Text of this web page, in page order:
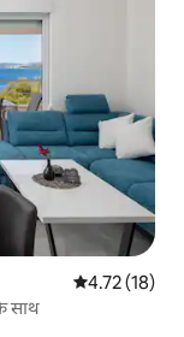
औसत रेटिंग 5 में
4.72 (18)
साथ